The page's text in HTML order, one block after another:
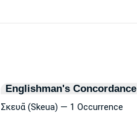
Englishman's Concordance
Σκευᾶ (Skeua) — 1 Occurrence